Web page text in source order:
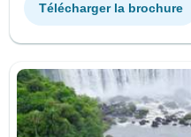
Télécharger la brochure